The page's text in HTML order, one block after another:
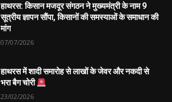
हाथरस: किसान मजदूर संगठन ने मुख्यमंत्री के नाम 9
सूत्रीय ज्ञापन सौंपा, किसानों की समस्याओं के समाधान की
मांग
07/07/2026
हाथरस में शादी समारोह से लाखों के जेवर और नकदी से
भरा बैग चोरी
23/02/2026